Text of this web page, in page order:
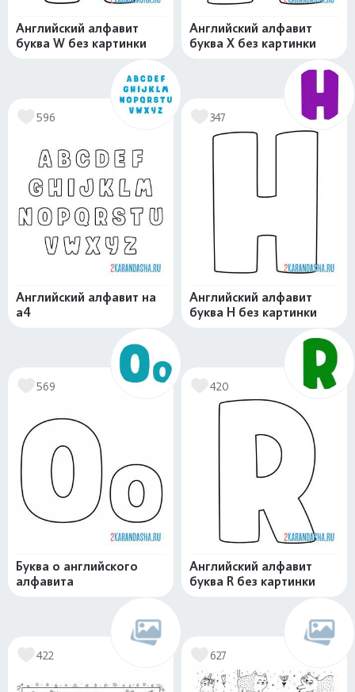
Английский алфавит
буква W без картинки
Английский алфавит
буква X без картинки
596
Английский алфавит на
а4
347
Английский алфавит
буква H без картинки
569
Буква o английского
алфавита
420
Английский алфавит
буква R без картинки
422 627